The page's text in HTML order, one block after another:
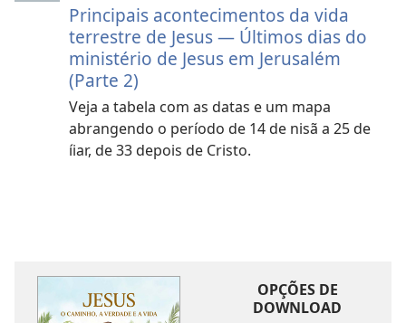
Principais acontecimentos da vida
terrestre de Jesus — Últimos dias do
ministério de Jesus em Jerusalém
(Parte 2)
Veja a tabela com as datas e um mapa
abrangendo o período de 14 de nisã a 25 de
íiar, de 33 depois de Cristo.
OPÇÕES DE
DOWNLOAD